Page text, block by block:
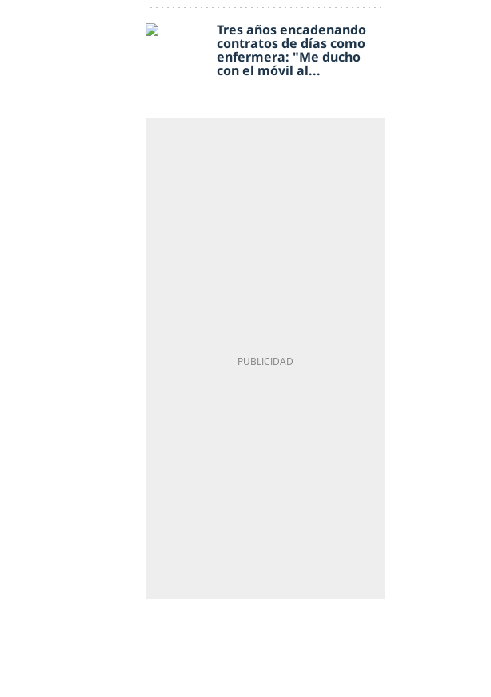
Tres años encadenando
contratos de días como
enfermera: "Me ducho
con el móvil al...